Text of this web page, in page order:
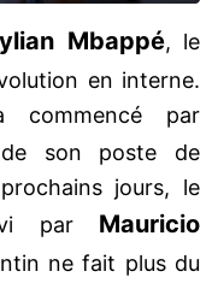
Mbappé, le
en interne.
par
son poste de
jours, le
par Mauricio
ne fait plus du